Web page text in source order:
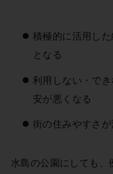
積極的に活用し
となる
利用しない・で
安が悪くなる
街の住みやすさ
水島の公園にしても